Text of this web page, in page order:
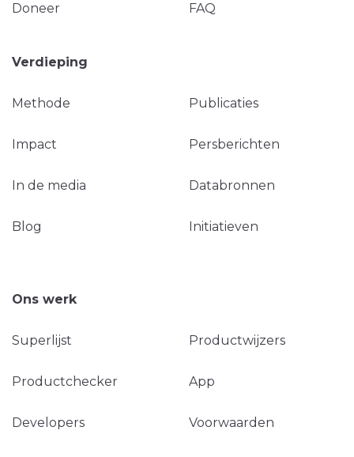
Doneer FAQ
Verdieping
Methode Publicaties
Impact Persberichten
In de media Databronnen
Blog Initiatieven
Ons werk
Superlijst Productwijzers
Productchecker App
Developers Voorwaarden